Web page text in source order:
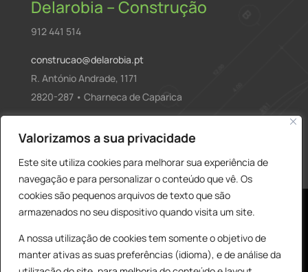
Valorizamos a sua privacidade
Este site utiliza cookies para melhorar sua experiência de
navegação e para personalizar o conteúdo que vê. Os
cookies são pequenos arquivos de texto que são
armazenados no seu dispositivo quando visita um site.
A nossa utilização de cookies tem somente o objetivo de
manter ativas as suas preferências (idioma), e de análise da
Delarobia – Construção
912 441 514
construcao@delarobia.pt
R. António Andrade, 1171
2820-287 • Charneca de Caparica
Products
search